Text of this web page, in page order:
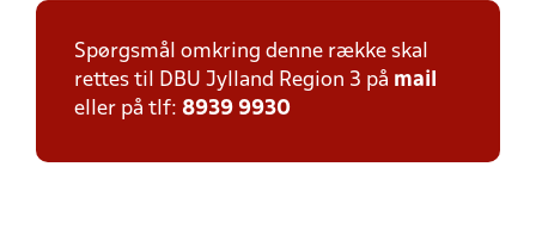
Spørgsmål omkring denne række skal
rettes til DBU Jylland Region 3 på mail
eller på tlf: 8939 9930